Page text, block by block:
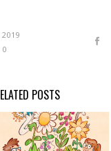
2019
0
POSTS